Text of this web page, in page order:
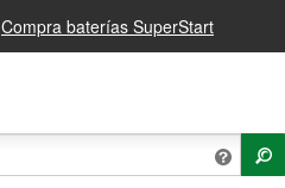
Compra baterías SuperStart